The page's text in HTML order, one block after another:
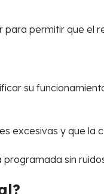
permitir que el
su
excesivas y que la
sin